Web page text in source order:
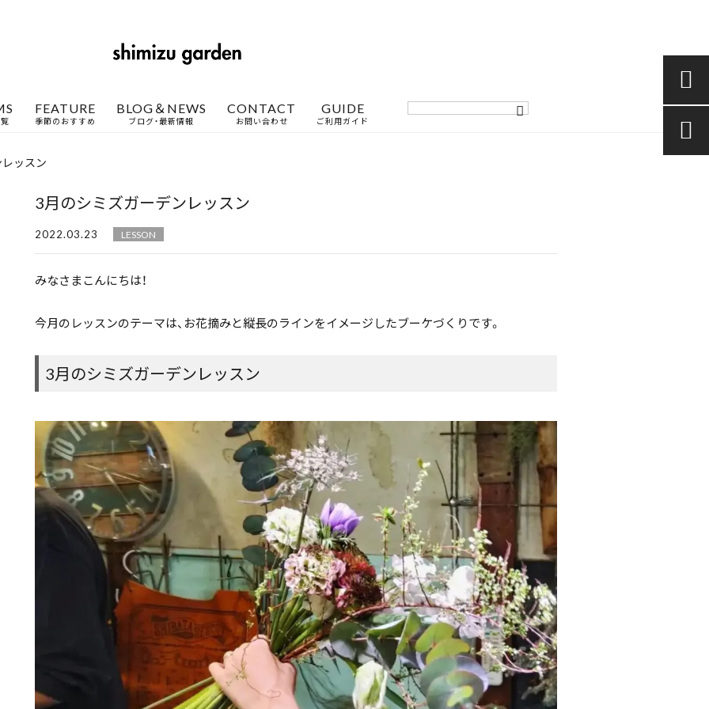
FEATURE
季節のおすすめ
BLOG＆NEWS
ブログ・最新情報
CONTACT
お問い合わせ
GUIDE
ご利用ガイド
ッスン
3月のシミズガーデンレッスン
2022.03.23 LESSON
みなさまこんにちは！
今月のレッスンのテーマは、お花摘みと縦長のラインをイメージしたブーケづくりです。
3月のシミズガーデンレッスン

